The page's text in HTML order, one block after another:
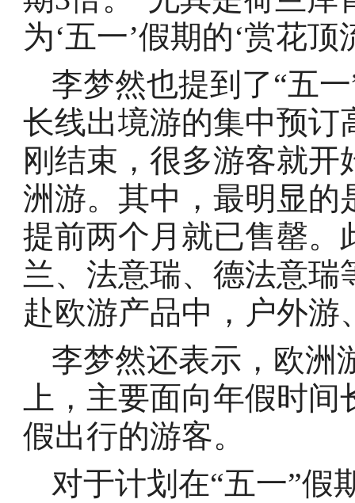
为‘五一’假期的‘赏花顶
李梦然也提到了“五
长线出境游的集中预订
刚结束，很多游客就开
洲游。其中，最明显的
提前两个月就已售罄。
兰、法意瑞、德法意瑞
赴欧游产品中，户外游
李梦然还表示，欧洲
上，主要面向年假时间
假出行的游客。
对于计划在“五一”假